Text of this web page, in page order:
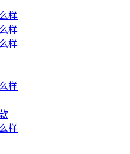
样
样
样
样
样